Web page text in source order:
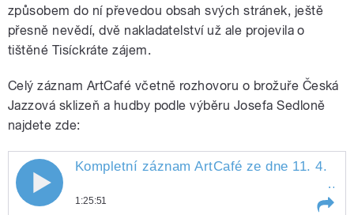
způsobem do ní převedou obsah svých stránek, ještě
přesně nevědí, dvě nakladatelství už ale projevila o
tištěné Tisíckráte zájem.
Celý záznam ArtCafé včetně rozhovoru o brožuře Česká
Jazzová sklizeň a hudby podle výběru Josefa Sedloně
najdete zde:
Kompletní záznam ArtCafé ze dne 11.
Kompletní záznam ArtCafé ze dne 11. 4.
1:25:51